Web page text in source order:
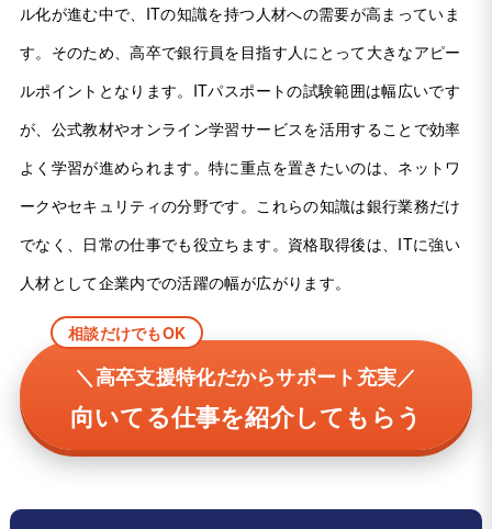
ル化が進む中で、ITの知識を持つ人材への需要が高まっていま
す。そのため、高卒で銀行員を目指す人にとって大きなアピー
ルポイントとなります。ITパスポートの試験範囲は幅広いです
が、公式教材やオンライン学習サービスを活用することで効率
よく学習が進められます。特に重点を置きたいのは、ネットワ
ークやセキュリティの分野です。これらの知識は銀行業務だけ
でなく、日常の仕事でも役立ちます。資格取得後は、ITに強い
人材として企業内での活躍の幅が広がります。
相談だけでもOK
＼高卒支援特化だからサポート充実／
向いてる仕事を紹介してもらう